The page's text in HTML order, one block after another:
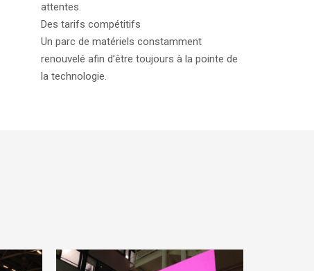
attentes.
Des tarifs compétitifs
Un parc de matériels constamment
renouvelé afin d’être toujours à la pointe de
la technologie.